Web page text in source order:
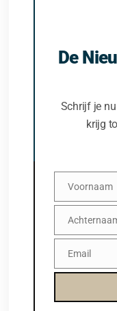
De
Schrijf je
krijg
Voornaam
Voornaam
Achternaam
EmailEmail